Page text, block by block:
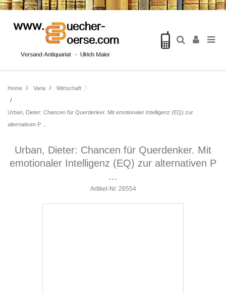
Home Varia Wirtschaft
Urban, Dieter: Chancen für Querdenker. Mit emotionaler Intelligenz (EQ) zur
alternativen P ...
Urban, Dieter: Chancen für Querdenker. Mit
emotionaler Intelligenz (EQ) zur alternativen P
...
Artikel-Nr. 26554